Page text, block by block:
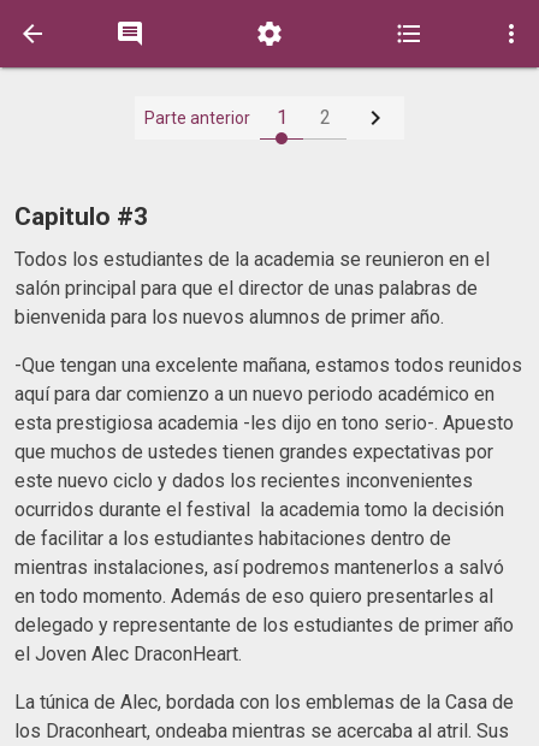
    
Parte anterior 1 2 
Capitulo #3
Todos los estudiantes de la academia se reunieron en el
salón principal para que el director de unas palabras de
bienvenida para los nuevos alumnos de primer año.
-Que tengan una excelente mañana, estamos todos reunidos
aquí para dar comienzo a un nuevo periodo académico en
esta prestigiosa academia -les dijo en tono serio-. Apuesto
que muchos de ustedes tienen grandes expectativas por
este nuevo ciclo y dados los recientes inconvenientes
ocurridos durante el festival la academia tomo la decisión
de facilitar a los estudiantes habitaciones dentro de
mientras instalaciones, así podremos mantenerlos a salvó
en todo momento. Además de eso quiero presentarles al
delegado y representante de los estudiantes de primer año
el Joven Alec DraconHeart.
La túnica de Alec, bordada con los emblemas de la Casa de
los Draconheart, ondeaba mientras se acercaba al atril. Sus